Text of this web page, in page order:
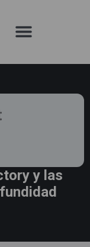
y las